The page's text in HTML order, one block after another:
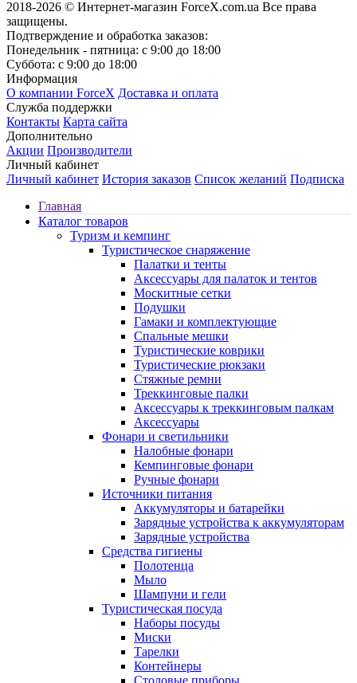
2018-2026 © Интернет-магазин ForceX.com.ua Все права
защищены.
Подтверждение и обработка заказов:
Понедельник - пятница: с 9:00 до 18:00
Суббота: с 9:00 до 18:00
Информация
О компании ForceX Доставка и оплата
Служба поддержки
Контакты Карта сайта
Дополнительно
Акции Производители
Личный кабинет
Личный кабинет История заказов Список желаний Подписка
Главная
Каталог товаров
Туризм и кемпинг
Туристическое снаряжение
Палатки и тенты
Аксессуары для палаток и тентов
Москитные сетки
Подушки
Гамаки и комплектующие
Спальные мешки
Туристические коврики
Туристические рюкзаки
Стяжные ремни
Треккинговые палки
Аксессуары к треккинговым палкам
Аксессуары
Фонари и светильники
Налобные фонари
Кемпинговые фонари
Ручные фонари
Источники питания
Аккумуляторы и батарейки
Зарядные устройства к аккумуляторам
Зарядные устройства
Средства гигиены
Полотенца
Мыло
Шампуни и гели
Туристическая посуда
Наборы посуды
Миски
Тарелки
Контейнеры
Столовые приборы